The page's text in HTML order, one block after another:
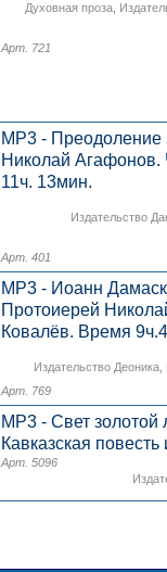
Духовная проза
Арт. 721
MP3 - Преодоление
Николай Агафонов.
11ч. 13мин.
Издательство
Арт. 401
MP3 - Иоанн
Протоиерей
Ковалёв. Время
Издательство Деоника
Арт. 769
MP3 - Свет
Кавказская
Арт. 5096